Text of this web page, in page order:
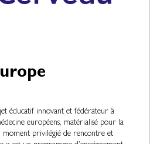
éducatif innovant et fédérateur à
européens, matérialisé pour la
privilégié de rencontre et